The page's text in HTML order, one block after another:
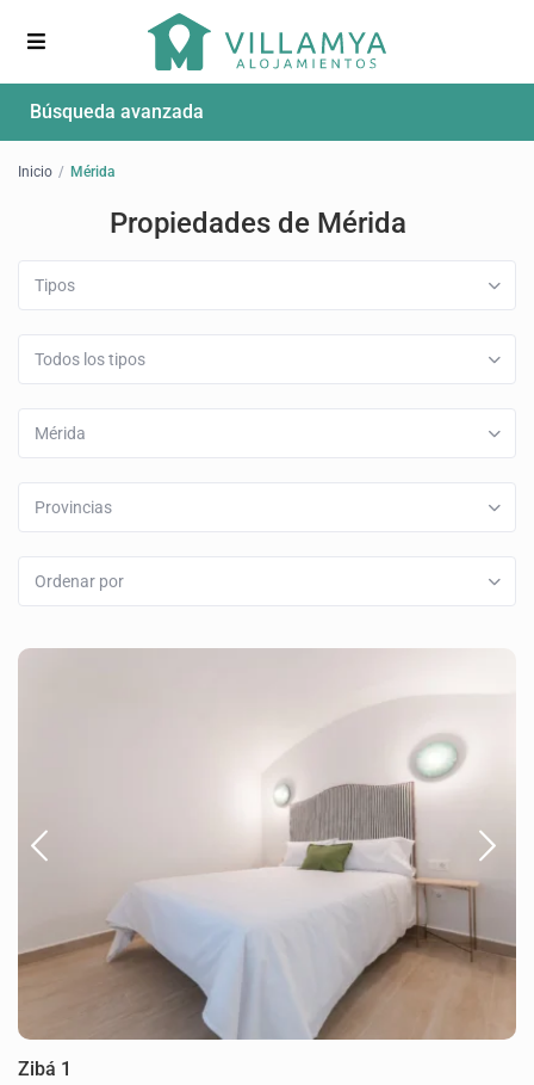
Búsqueda avanzada
Inicio Mérida
Propiedades de Mérida
Tipos
Todos los tipos
Mérida
Provincias
Ordenar por
Zibá 1